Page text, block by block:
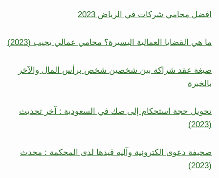
افضل محامي شركات في الرياض 2023
ﻣﺎ ﻫﻲ اﻟﻘﻀﺎﻳﺎ اﻟﻌﻤﺎﻟﻴﺔ اﻟﻴﺴﻴﺮة؟ محامي عمالي يجيب (2023)
صيغة عقد شراكة بين شخصين شخص برأس المال والآخر
بالخبرة
تحويل حجة استحكام إلى صك في السعودية : آخر تحديث
(2023)
صحيفة دعوى الكترونية وآليه قيدها لدى المحكمة : محدث
(2023)